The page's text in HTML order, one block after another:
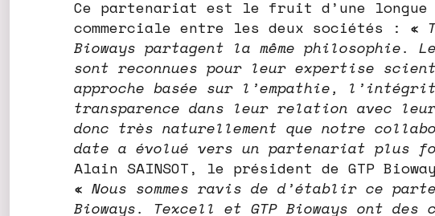
Ce partenariat est le fruit d’une
commerciale entre les deux sociétés : «
Bioways partagent la même philosophie.
sont reconnues pour leur expertise
approche basée sur l’empathie,
transparence dans leur relation avec
donc très naturellement que notre
date a évolué vers un partenariat plus
Alain SAINSOT, le président de GTP
« Nous sommes ravis de d’établir ce
Bioways. Texcell et GTP Bioways ont